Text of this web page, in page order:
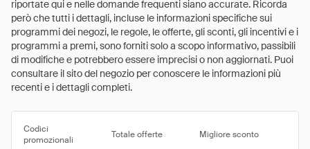
riportate qui e nelle domande frequenti siano accurate. Ricorda
però che tutti i dettagli, incluse le informazioni specifiche sui
programmi dei negozi, le regole, le offerte, gli sconti, gli incentivi e i
programmi a premi, sono forniti solo a scopo informativo, passibili
di modifiche e potrebbero essere imprecisi o non aggiornati. Puoi
consultare il sito del negozio per conoscere le informazioni più
recenti e i dettagli completi.
Codici
promozionali
Totale offerte Migliore sconto